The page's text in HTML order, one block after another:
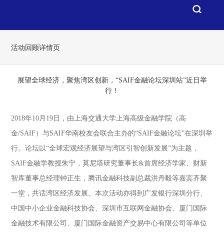
活动回顾详情页
展望全球经济，聚焦湾区创新，“SAIF金融论坛深圳站”近日举
行！
2018年10月19日，由上海交通大学上海高级金融学院（高
金/SAIF）与SAIF华南校友会联合主办的“SAIF金融论坛”在深圳举
行。论坛以“全球宏观经济展望与湾区引智创新发展”为主题，
SAIF金融学教授朱宁，莫尼塔研究董事长&首席经济学家、财新
智库董事总经理钟正生，腾讯金融科技副总裁洪丹毅等嘉宾齐聚
一堂，共话湾区经济发展。本次活动亦得到广发银行深圳分行、
中国中小企业金融科技协会、深圳市互联网金融协会、厦门国际
金融技术有限公司、厦门国际金融资产交易中心有限公司等单位